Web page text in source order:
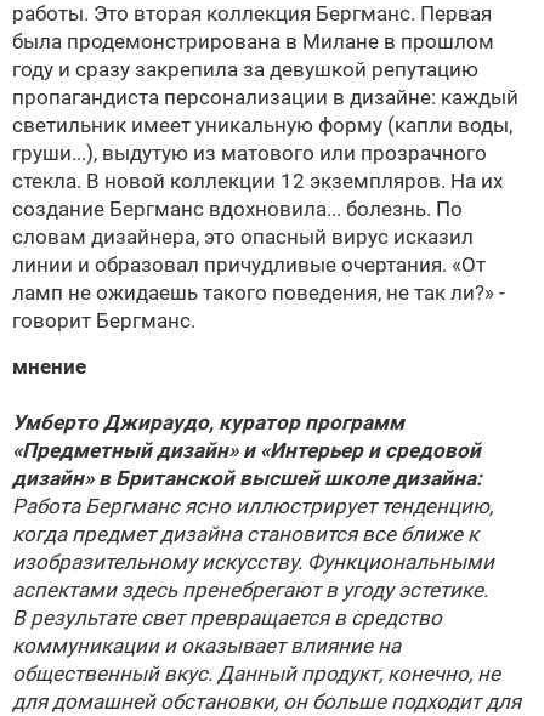
работы. Это вторая коллекция Бергманс. Первая
была продемонстрирована в Милане в прошлом
году и сразу закрепила за девушкой репутацию
пропагандиста персонализации в дизайне: каждый
светильник имеет уникальную форму (капли воды,
груши...), выдутую из матового или прозрачного
стекла. В новой коллекции 12 экземпляров. На их
создание Бергманс вдохновила... болезнь. По
словам дизайнера, это опасный вирус исказил
линии и образовал причудливые очертания. «От
ламп не ожидаешь такого поведения, не так ли?» -
говорит Бергманс.
мнение
Умберто Джираудо, куратор программ
«Предметный дизайн» и «Интерьер и средовой
дизайн» в Британской высшей школе дизайна:
Работа Бергманс ясно иллюстрирует тенденцию,
когда предмет дизайна становится все ближе к
изобразительному искусству. Функциональными
аспектами здесь пренебрегают в угоду эстетике.
В результате свет превращается в средство
коммуникации и оказывает влияние на
общественный вкус. Данный продукт, конечно, не
для домашней обстановки, он больше подходит для